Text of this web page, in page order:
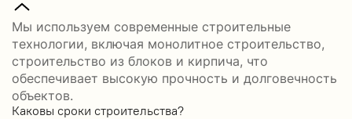
Мы используем современные строительные
технологии, включая монолитное строительство,
строительство из блоков и кирпича, что
обеспечивает высокую прочность и долговечность
объектов.
Каковы сроки строительства?